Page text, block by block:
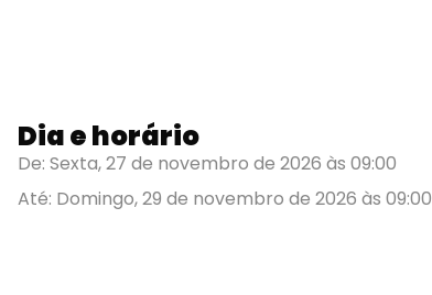
Dia e horário
De: Sexta, 27 de novembro de 2026 às 09:00
Até: Domingo, 29 de novembro de 2026 às 09:00